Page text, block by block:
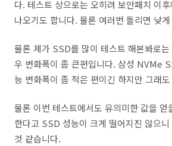
다. 테스트 상으로는 오히려 보안패치 이
나오기도 합니다. 물론 여러번 돌리면 낮
물론 제가 SSD를 많이 테스트 해본봐로
우 변화폭이 좀 큰편입니다. 삼성 NVMe
능 변화폭이 좀 적은 편이긴 하지만 그래
물론 이번 테스트에서도 유의미한 값을 얻
한다고 SSD 성능이 크게 떨어지진 않으
것 같습니다.